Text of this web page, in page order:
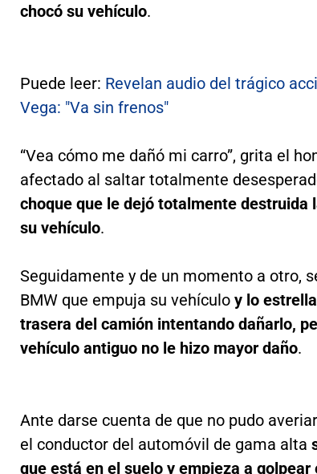
chocó su vehículo.
Puede leer: Revelan audio del trágico
Vega: "Va sin frenos"
“Vea cómo me dañó mi carro”, grita el
afectado al saltar totalmente
choque que le dejó totalmente destruida
su vehículo.
Seguidamente y de un momento a otro,
BMW que empuja su vehículo y lo
trasera del camión intentando dañarlo,
vehículo antiguo no le hizo mayor daño.
Ante darse cuenta de que no pudo
el conductor del automóvil de gama alta
que está en el suelo y empieza a golpear